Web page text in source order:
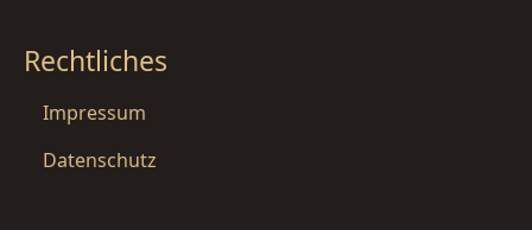
Rechtliches
Impressum
Datenschutz